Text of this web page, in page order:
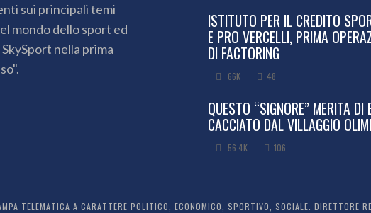
sui principali temi
mondo dello sport ed
nella prima
ISTITUTO PER IL CREDITO
E PRO VERCELLI, PRIMA
DI FACTORING
66K 48
QUESTO “SIGNORE” MERITA DI
CACCIATO DAL VILLAGGIO
56.4K 106
TELEMATICA A CARATTERE POLITICO, ECONOMICO, SPORTIVO, SOCIALE.